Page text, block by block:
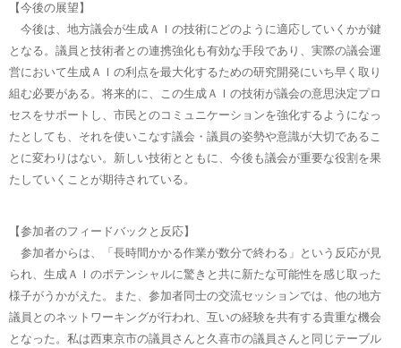
【今後の展望】
今後は、地方議会が生成ＡＩの技術にどのように適応していくかが鍵
となる。議員と技術者との連携強化も有効な手段であり、実際の議会運
営において生成ＡＩの利点を最大化するための研究開発にいち早く取り
組む必要がある。将来的に、この生成ＡＩの技術が議会の意思決定プロ
セスをサポートし、市民とのコミュニケーションを強化するようになっ
たとしても、それを使いこなす議会・議員の姿勢や意識が大切であるこ
とに変わりはない。新しい技術とともに、今後も議会が重要な役割を果
たしていくことが期待されている​​。
【参加者のフィードバックと反応】
参加者からは、「長時間かかる作業が数分で終わる」という反応が見
られ、生成ＡＩのポテンシャルに驚きと共に新たな可能性を感じ取った
様子がうかがえた。また、参加者同士の交流セッションでは、他の地方
議員とのネットワーキングが行われ、互いの経験を共有する貴重な機会
となった​​。私は西東京市の議員さんと久喜市の議員さんと同じテーブル